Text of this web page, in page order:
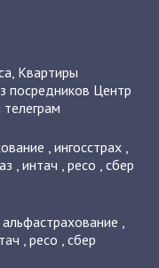
, Квартиры
посредников Центр
,ингосстрах ,
,интач ,ресо ,сбер
альфастрахование ,
,ресо ,сбер